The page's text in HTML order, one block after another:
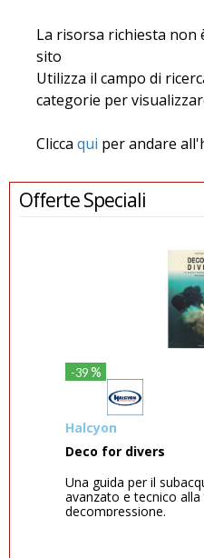
La risorsa richiesta
sito
Utilizza il campo di
categorie per
Clicca qui per andare
Offerte Speciali
-39%
Halcyon
Deco for divers
Una guida per il
avanzato e tecnico
decompressione.